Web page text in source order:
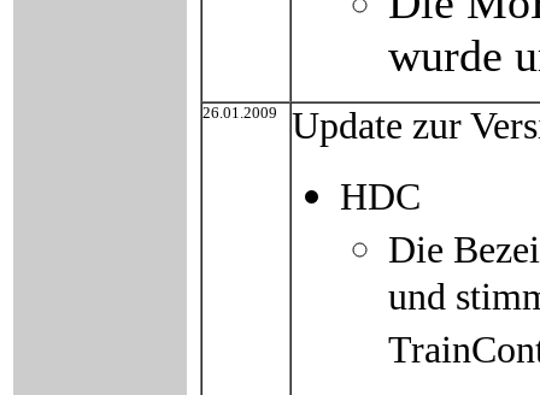
wurde
26.01.2009
Update zur
HDC
Die
und